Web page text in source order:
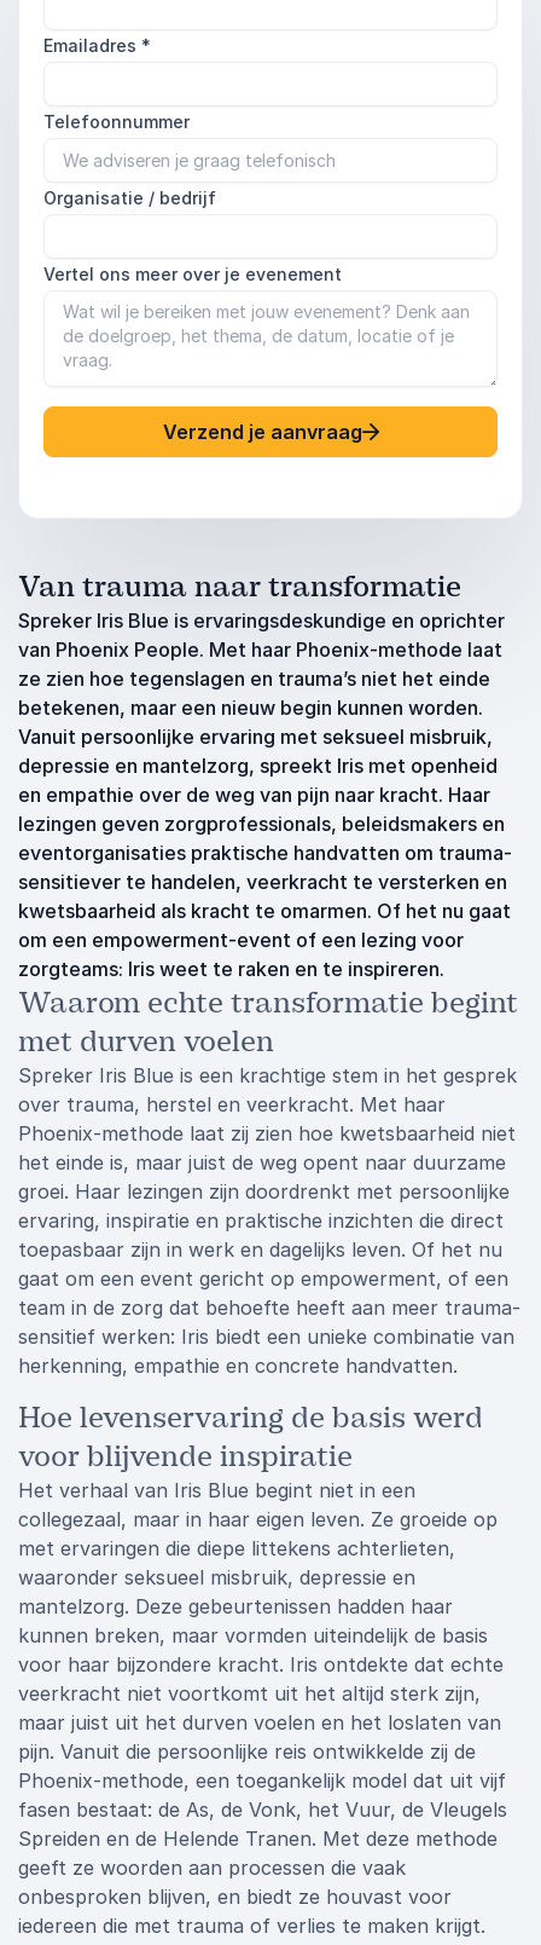
Emailadres *
Telefoonnummer
Organisatie / bedrijf
Vertel ons meer over je evenement
Verzend je aanvraag
Van trauma naar transformatie
Spreker Iris Blue is ervaringsdeskundige en oprichter
van Phoenix People. Met haar Phoenix-methode laat
ze zien hoe tegenslagen en trauma’s niet het einde
betekenen, maar een nieuw begin kunnen worden.
Vanuit persoonlijke ervaring met seksueel misbruik,
depressie en mantelzorg, spreekt Iris met openheid
en empathie over de weg van pijn naar kracht. Haar
lezingen geven zorgprofessionals, beleidsmakers en
eventorganisaties praktische handvatten om trauma-
sensitiever te handelen, veerkracht te versterken en
kwetsbaarheid als kracht te omarmen. Of het nu gaat
om een empowerment-event of een lezing voor
zorgteams: Iris weet te raken en te inspireren.
Waarom echte transformatie begint
met durven voelen
Spreker Iris Blue is een krachtige stem in het gesprek
over trauma, herstel en veerkracht. Met haar
Phoenix-methode laat zij zien hoe kwetsbaarheid niet
het einde is, maar juist de weg opent naar duurzame
groei. Haar lezingen zijn doordrenkt met persoonlijke
ervaring, inspiratie en praktische inzichten die direct
toepasbaar zijn in werk en dagelijks leven. Of het nu
gaat om een event gericht op empowerment, of een
team in de zorg dat behoefte heeft aan meer trauma-
sensitief werken: Iris biedt een unieke combinatie van
herkenning, empathie en concrete handvatten.
Hoe levenservaring de basis werd
voor blijvende inspiratie
Het verhaal van Iris Blue begint niet in een
collegezaal, maar in haar eigen leven. Ze groeide op
met ervaringen die diepe littekens achterlieten,
waaronder seksueel misbruik, depressie en
mantelzorg. Deze gebeurtenissen hadden haar
kunnen breken, maar vormden uiteindelijk de basis
voor haar bijzondere kracht. Iris ontdekte dat echte
veerkracht niet voortkomt uit het altijd sterk zijn,
maar juist uit het durven voelen en het loslaten van
pijn. Vanuit die persoonlijke reis ontwikkelde zij de
Phoenix-methode, een toegankelijk model dat uit vijf
fasen bestaat: de As, de Vonk, het Vuur, de Vleugels
Spreiden en de Helende Tranen. Met deze methode
geeft ze woorden aan processen die vaak
onbesproken blijven, en biedt ze houvast voor
iedereen die met trauma of verlies te maken krijgt.